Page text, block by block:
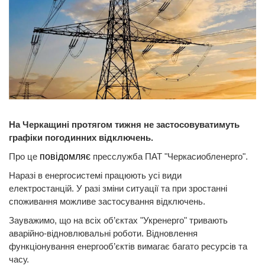
На Черкащині протягом тижня не застосовуватимуть
графіки погодинних відключень.
Про це повідомляє пресслужба ПАТ "Черкасиобленерго".
Наразі в енергосистемі працюють усі види
електростанцій. У разі зміни ситуації та при зростанні
споживання можливе застосування відключень.
Зауважимо, що на всіх об’єктах "Укренерго" тривають
аварійно-відновлювальні роботи. Відновлення
функціонування енергооб’єктів вимагає багато ресурсів та
часу.